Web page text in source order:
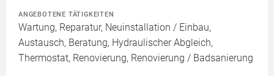
ANGEBOTENE TÄTIGKEITEN
Wartung, Reparatur, Neuinstallation / Einbau,
Austausch, Beratung, Hydraulischer Abgleich,
Thermostat, Renovierung, Renovierung / Badsanierung